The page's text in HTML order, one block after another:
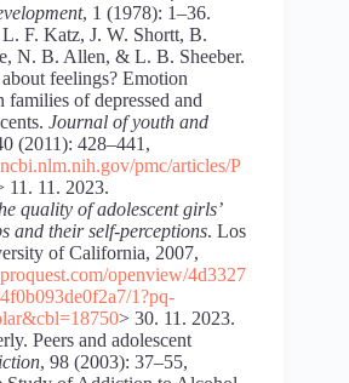
, 1 (1978): 1–36.
F. Katz, J. W. Shortt, B.
N. B. Allen, & L. B. Sheeber.
feelings? Emotion
families of depressed and
Journal of youth and
(2011): 428–441,
pmc/articles/P
11. 11. 2023.
quality of adolescent girls’
and their self-perceptions. Los
of California, 2007,
openview/4d3327
1?pq-
> 30. 11. 2023.
Peers and adolescent
, 98 (2003): 37–55,